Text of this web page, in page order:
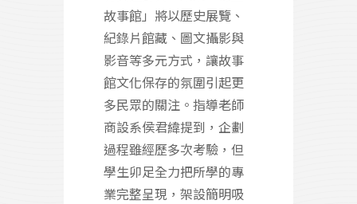
故事館」將以歷史展覽、
紀錄片館藏、圖文攝影與
影音等多元方式，讓故事
館文化保存的氛圍引起更
多民眾的關注。指導老師
商設系侯君緯提到，企劃
過程雖經歷多次考驗，但
學生卯足全力把所學的專
業完整呈現，架設簡明吸